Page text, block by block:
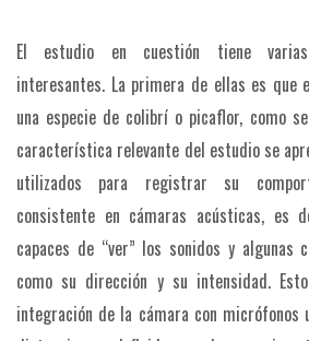
El estudio en cuestión tiene
interesantes. La primera de ellas es que
una especie de colibrí o picaflor, como
característica relevante del estudio se
utilizados para registrar su
consistente en cámaras acústicas, es
capaces de “ver” los sonidos y algunas
como su dirección y su intensidad.
integración de la cámara con micrófonos